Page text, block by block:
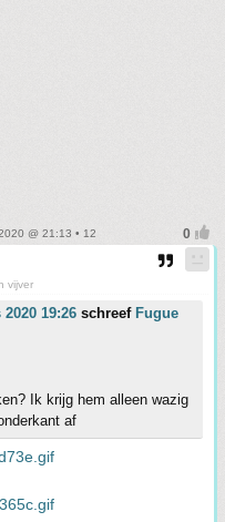
@ 21:13 • 12
vijver
19:26 schreef Fugue
Ik krijg hem alleen wazig
af